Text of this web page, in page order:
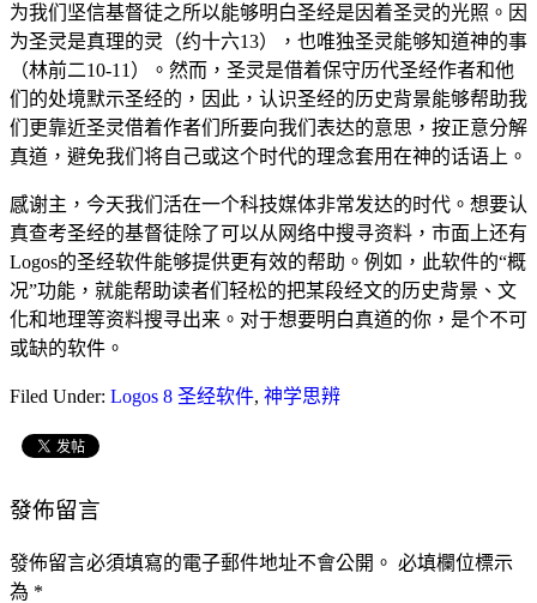
为我们坚信基督徒之所以能够明白圣经是因着圣灵的光照。因
为圣灵是真理的灵（约十六13），也唯独圣灵能够知道神的事
（林前二10-11）。然而，圣灵是借着保守历代圣经作者和他
们的处境默示圣经的，因此，认识圣经的历史背景能够帮助我
们更靠近圣灵借着作者们所要向我们表达的意思，按正意分解
真道，避免我们将自己或这个时代的理念套用在神的话语上。
感谢主，今天我们活在一个科技媒体非常发达的时代。想要认
真查考圣经的基督徒除了可以从网络中搜寻资料，市面上还有
Logos的圣经软件能够提供更有效的帮助。例如，此软件的“概
况”功能，就能帮助读者们轻松的把某段经文的历史背景、文
化和地理等资料搜寻出来。对于想要明白真道的你，是个不可
或缺的软件。
Filed Under: Logos 8 圣经软件, 神学思辨
發佈留言
發佈留言必須填寫的電子郵件地址不會公開。 必填欄位標示
為 *